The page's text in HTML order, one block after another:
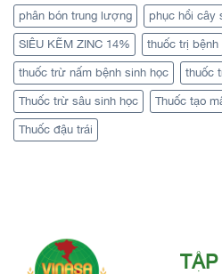
phân bón trung lượng phục hồi cây
SIÊU KẼM ZINC 14% thuốc trị bệnh
thuốc trừ nấm bệnh sinh học thuốc
Thuốc trừ sâu sinh học Thuốc tạo
Thuốc đậu trái